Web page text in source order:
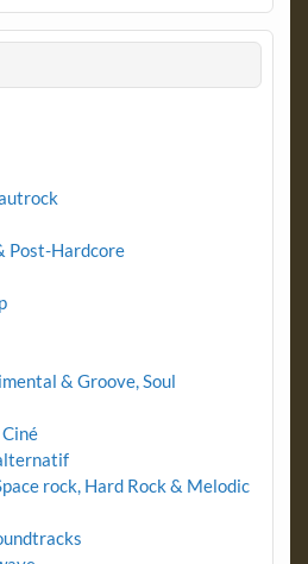
Post-Hardcore
& Groove, Soul
rock, Hard Rock & Melodic